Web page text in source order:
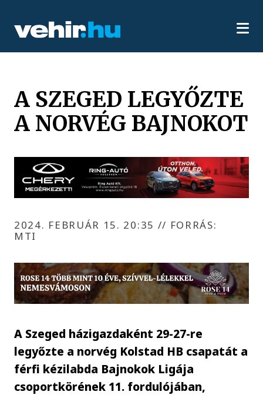
A SZEGED LEGYŐZTE
A NORVÉG BAJNOKOT
2024. FEBRUÁR 15. 20:35 // FORRÁS:
MTI
A Szeged házigazdaként 29-27-re
legyőzte a norvég Kolstad HB csapatát a
férfi kézilabda Bajnokok Ligája
csoportkörének 11. fordulójában,